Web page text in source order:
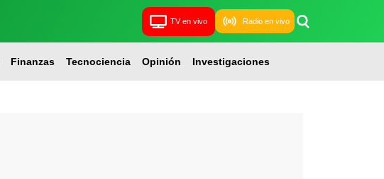
TV en vivo Radio en vivo
Finanzas Tecnociencia Opinión Investigaciones